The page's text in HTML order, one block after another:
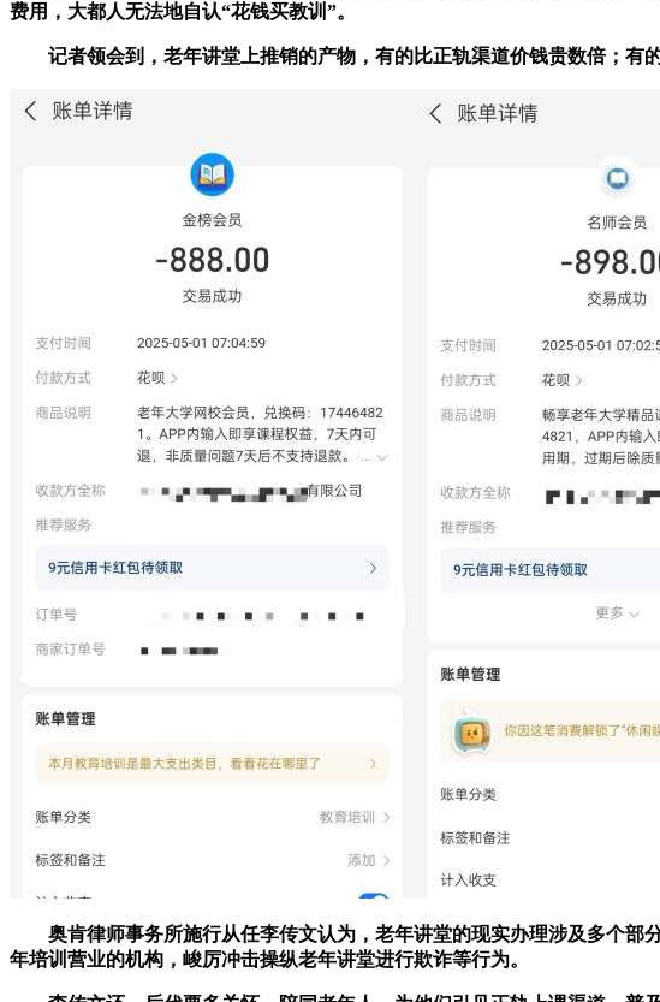
费用，大都人无法地自认“花钱买教训”。
记者领会到，老年讲堂上推销的产物，有的比正轨渠道价钱贵数倍；有
奥肯律师事务所施行从任李传文认为，老年讲堂的现实办理涉及多个部
年培训营业的机构，峻厉冲击操纵老年讲堂进行欺诈等行为。